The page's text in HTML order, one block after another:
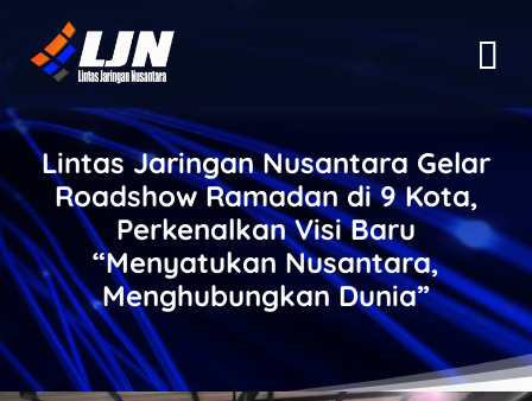
Lintas Jaringan Nusantara Gelar
Roadshow Ramadan di 9 Kota,
Perkenalkan Visi Baru
“Menyatukan Nusantara,
Menghubungkan Dunia”